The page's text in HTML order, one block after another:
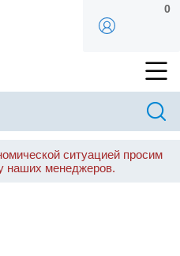
0
ситуацией просим
наших менеджеров.